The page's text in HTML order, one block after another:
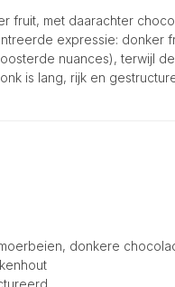
fruit, met daarachter
expressie: donker
nuances), terwijl
is lang, rijk en
donkere